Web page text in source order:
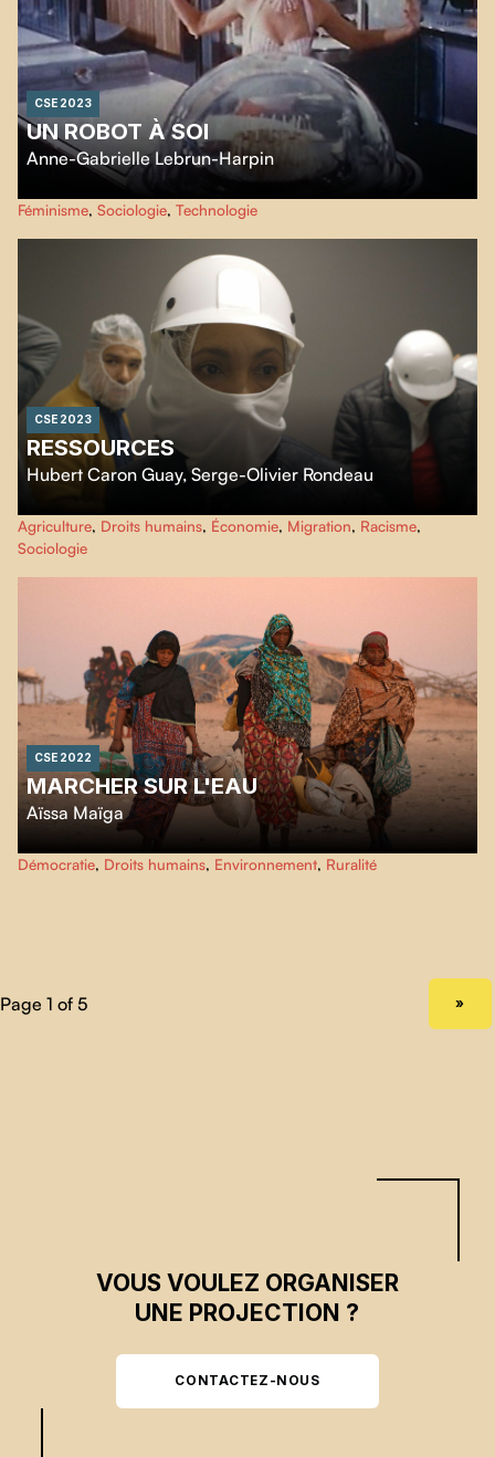
CSE 2023
UN ROBOT À SOI
Anne-Gabrielle Lebrun-Harpin
Par le réemploi de publicités d'électroménagers et d’archives télévisuelles,
cet essai rétrofuturiste féministe interroge les discours capitaliste des années
1940 à 1970 afin d'examiner la relation entre les femmes et les technologies.
Féminisme, Sociologie, Technologie
CSE 2023
RESSOURCES
Hubert Caron Guay,Serge-Olivier Rondeau
Resourcess’intéresse aux conditions d’existence d’humains, d’animaux et
de végétaux liés entre eux par la chaîne d’abattage et de transformation de
viande. En suivant différents acteurs captés par cette chaîne, le film observe
Agriculture, Droits humains, Économie, Migration, Racisme,
Sociologie
CSE 2022
MARCHER SUR L'EAU
Aïssa Maïga
Au nord du Niger, le village de Tatiste est victime du réchauffement
climatique et ses habitant.e.s se déplacent quotidiennement pour avoir
Démocratie, Droits humains, Environnement, Ruralité
»
VOUS VOULEZ ORGANISER
UNE PROJECTION ?
CONTACTEZ-NOUS